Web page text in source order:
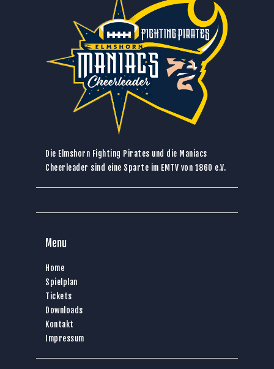
Die Elmshorn Fighting Pirates und die Maniacs
Cheerleader sind eine Sparte im EMTV von 1860 e.V.
Menu
Home
Spielplan
Tickets
Downloads
Kontakt
Impressum